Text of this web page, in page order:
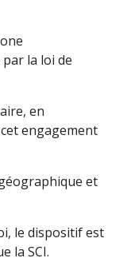
la loi de
en
engagement
et
le dispositif est
la SCI.